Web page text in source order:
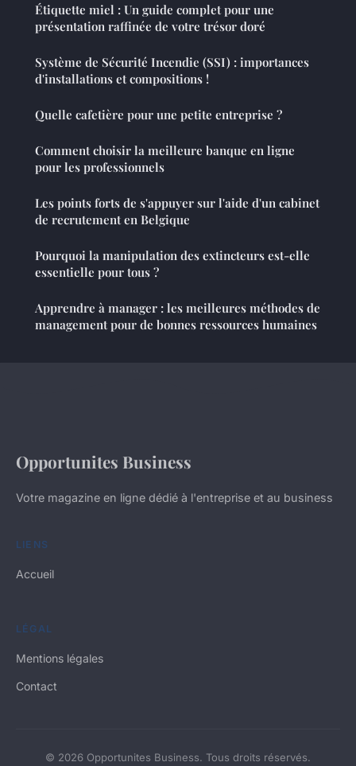
Étiquette miel : Un guide complet pour une
présentation raffinée de votre trésor doré
Système de Sécurité Incendie (SSI) : importances
d'installations et compositions !
Quelle cafetière pour une petite entreprise ?
Comment choisir la meilleure banque en ligne
pour les professionnels
Les points forts de s'appuyer sur l'aide d'un cabinet
de recrutement en Belgique
Pourquoi la manipulation des extincteurs est-elle
essentielle pour tous ?
Apprendre à manager : les meilleures méthodes de
management pour de bonnes ressources humaines
Opportunites Business
Votre magazine en ligne dédié à l'entreprise et au business
LIENS
Accueil
LÉGAL
Mentions légales
Contact
© 2026 Opportunites Business. Tous droits réservés.